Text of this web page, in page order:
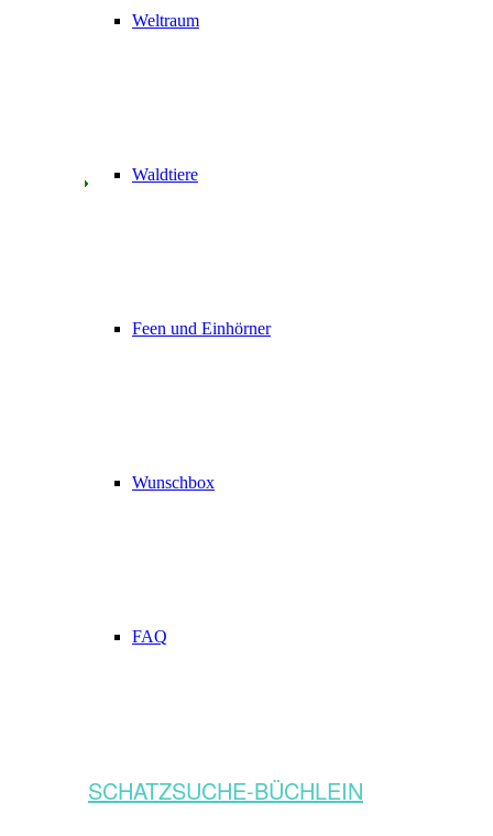
Weltraum
Waldtiere
Feen und Einhörner
Wunschbox
FAQ
SCHATZSUCHE-BÜCHLEIN